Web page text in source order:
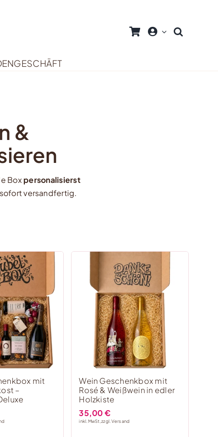
&
Boxpersonalisierst
versandfertig.
mit
–
Wein Geschenkbox mit
Rosé & Weißwein in edler
Holzkiste
35,00€
inkl. MwSt, zzgl. Versand